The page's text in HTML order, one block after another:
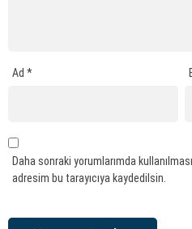
Ad *
Daha sonraki yorumlarımda
adresim bu tarayıcıya kaydedilsin.